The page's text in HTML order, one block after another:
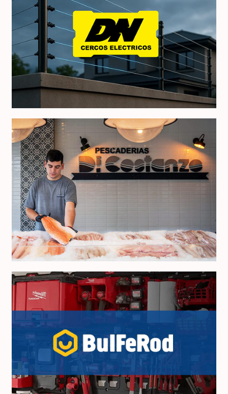
DN Servicios
Di Costanzo Pescaderías
BulFeRod